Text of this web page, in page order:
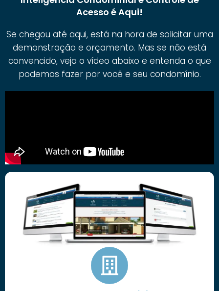
Acesso é Aqui!
Se chegou até aqui, está na hora de solicitar uma
demonstração e orçamento. Mas se não está
convencido, veja o vídeo abaixo e entenda o que
podemos fazer por você e seu condomínio.